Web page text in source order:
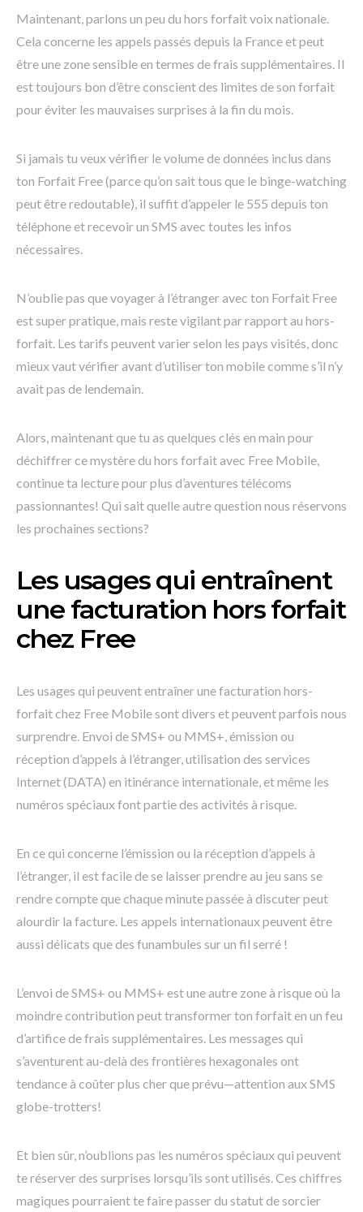
Maintenant, parlons un peu du hors forfait voix nationale.
Cela concerne les appels passés depuis la France et peut
être une zone sensible en termes de frais supplémentaires. Il
est toujours bon d’être conscient des limites de son forfait
pour éviter les mauvaises surprises à la fin du mois.
Si jamais tu veux vérifier le volume de données inclus dans
ton Forfait Free (parce qu’on sait tous que le binge-watching
peut être redoutable), il suffit d’appeler le 555 depuis ton
téléphone et recevoir un SMS avec toutes les infos
nécessaires.
N’oublie pas que voyager à l’étranger avec ton Forfait Free
est super pratique, mais reste vigilant par rapport au hors-
forfait. Les tarifs peuvent varier selon les pays visités, donc
mieux vaut vérifier avant d’utiliser ton mobile comme s’il n’y
avait pas de lendemain.
Alors, maintenant que tu as quelques clés en main pour
déchiffrer ce mystère du hors forfait avec Free Mobile,
continue ta lecture pour plus d’aventures télécoms
passionnantes! Qui sait quelle autre question nous réservons
les prochaines sections?
Les usages qui entraînent
une facturation hors forfait
chez Free
Les usages qui peuvent entraîner une facturation hors-
forfait chez Free Mobile sont divers et peuvent parfois nous
surprendre. Envoi de SMS+ ou MMS+, émission ou
réception d’appels à l’étranger, utilisation des services
Internet (DATA) en itinérance internationale, et même les
numéros spéciaux font partie des activités à risque.
En ce qui concerne l’émission ou la réception d’appels à
l’étranger, il est facile de se laisser prendre au jeu sans se
rendre compte que chaque minute passée à discuter peut
alourdir la facture. Les appels internationaux peuvent être
aussi délicats que des funambules sur un fil serré !
L’envoi de SMS+ ou MMS+ est une autre zone à risque où la
moindre contribution peut transformer ton forfait en un feu
d’artifice de frais supplémentaires. Les messages qui
s’aventurent au-delà des frontières hexagonales ont
tendance à coûter plus cher que prévu—attention aux SMS
globe-trotters!
Et bien sûr, n’oublions pas les numéros spéciaux qui peuvent
te réserver des surprises lorsqu’ils sont utilisés. Ces chiffres
magiques pourraient te faire passer du statut de sorcier